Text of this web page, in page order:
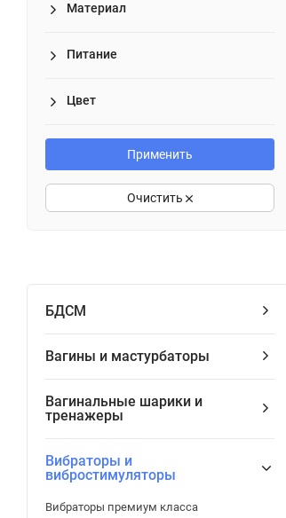
Материал
Питание
Цвет
Применить
Очистить
БДСМ
Вагины и мастурбаторы
Вагинальные шарики и
тренажеры
Вибраторы и
вибростимуляторы
Вибраторы премиум класса